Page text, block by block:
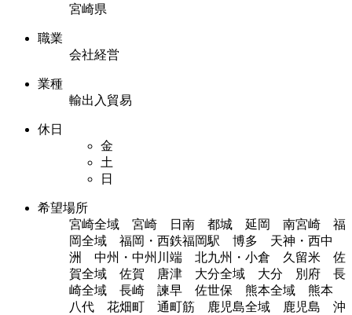
宮崎県
職業
会社経営
業種
輸出入貿易
休日
金
土
日
希望場所
宮崎全域 宮崎 日南 都城 延岡 南宮崎 福
岡全域 福岡・西鉄福岡駅 博多 天神・西中
洲 中州・中州川端 北九州・小倉 久留米 佐
賀全域 佐賀 唐津 大分全域 大分 別府 長
崎全域 長崎 諫早 佐世保 熊本全域 熊本
八代 花畑町 通町筋 鹿児島全域 鹿児島 沖